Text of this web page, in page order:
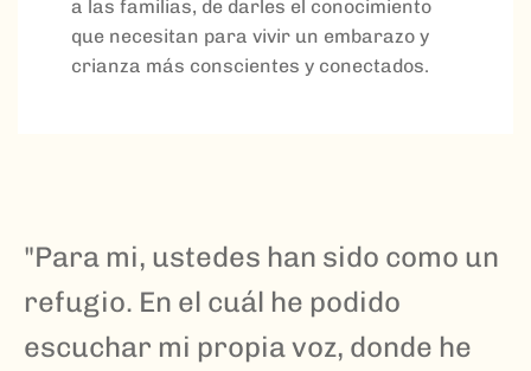
a las familias, de darles el conocimiento
que necesitan para vivir un embarazo y
crianza más conscientes y conectados.
"Para mi, ustedes han sido como un
refugio. En el cuál he podido
escuchar mi propia voz, donde he